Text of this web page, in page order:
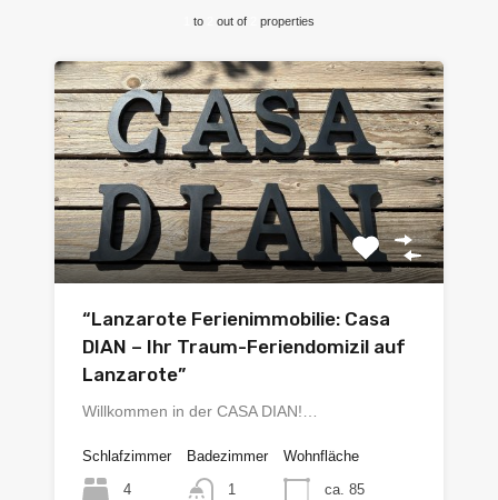
to out of properties
“Lanzarote Ferienimmobilie: Casa
DIAN – Ihr Traum-Feriendomizil auf
Lanzarote”
Willkommen in der CASA DIAN!…
Schlafzimmer
4
Badezimmer
1
Wohnfläche
ca. 85